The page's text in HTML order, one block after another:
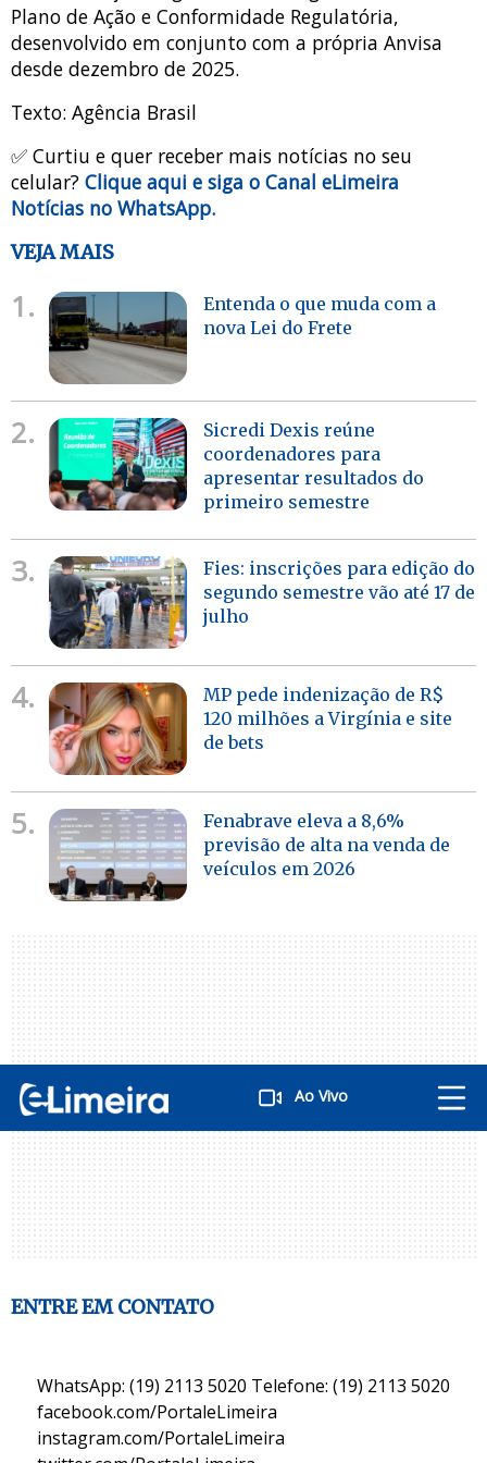
Ao Vivo
Plano de Ação e Conformidade Regulatória,
desenvolvido em conjunto com a própria Anvisa
desde dezembro de 2025.
Texto: Agência Brasil
✅ Curtiu e quer receber mais notícias no seu
celular? Clique aqui e siga o Canal eLimeira
Notícias no WhatsApp.
VEJA MAIS
1.
Entenda o que muda com a
nova Lei do Frete
2.
Sicredi Dexis reúne
coordenadores para
apresentar resultados do
primeiro semestre
3.
Fies: inscrições para edição do
segundo semestre vão até 17 de
julho
4.
MP pede indenização de R$
120 milhões a Virgínia e site
de bets
5.
Fenabrave eleva a 8,6%
previsão de alta na venda de
veículos em 2026
ENTRE EM CONTATO
WhatsApp: (19) 2113 5020 Telefone: (19) 2113 5020
facebook.com/PortaleLimeira
instagram.com/PortaleLimeira